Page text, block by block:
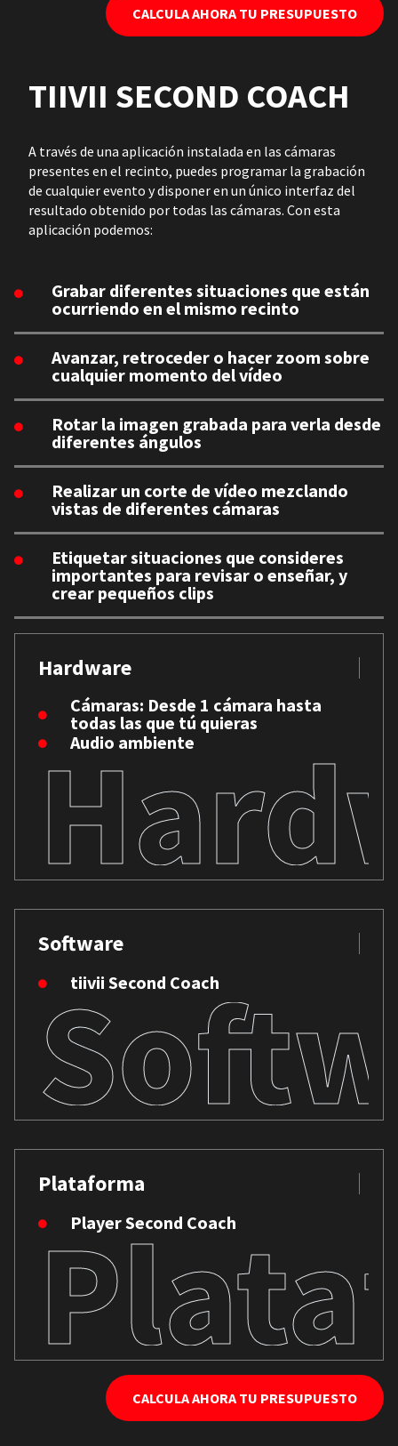
CALCULA AHORA TU PRESUPUESTO
TIIVII SECOND COACH
A través de una aplicación instalada en las cámaras
presentes en el recinto, puedes programar la grabación
de cualquier evento y disponer en un único interfaz del
resultado obtenido por todas las cámaras. Con esta
aplicación podemos:
Grabar diferentes situaciones que están
ocurriendo en el mismo recinto
Avanzar, retroceder o hacer zoom sobre
cualquier momento del vídeo
Rotar la imagen grabada para verla desde
diferentes ángulos
Realizar un corte de vídeo mezclando
vistas de diferentes cámaras
Etiquetar situaciones que consideres
importantes para revisar o enseñar, y
crear pequeños clips
Hardware
Cámaras: Desde 1 cámara hasta
todas las que tú quieras
Audio ambiente
Software
tiivii Second Coach
Plataforma
Player Second Coach
CALCULA AHORA TU PRESUPUESTO